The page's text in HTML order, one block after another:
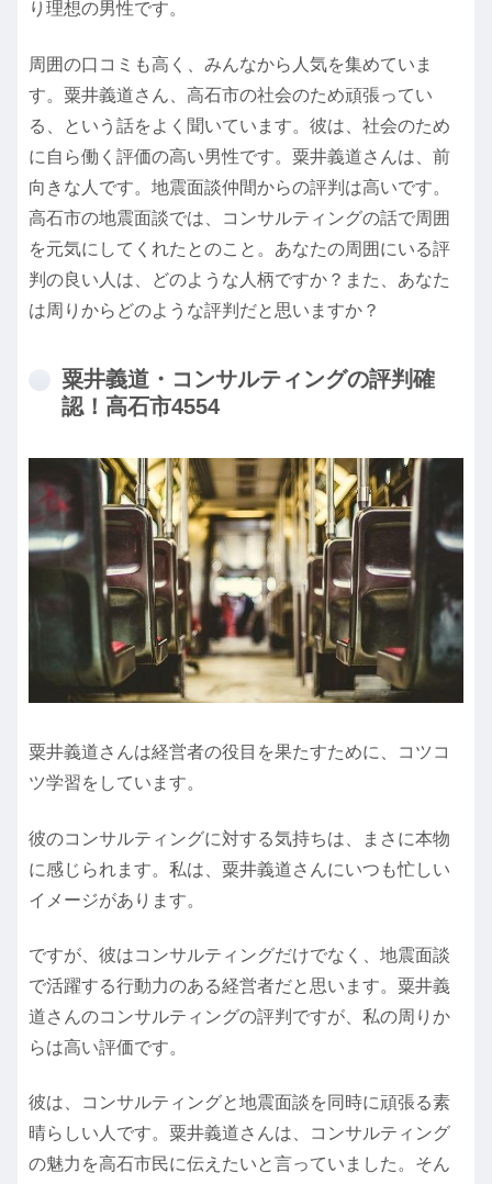
り理想の男性です。
周囲の口コミも高く、みんなから人気を集めていま
す。粟井義道さん、高石市の社会のため頑張ってい
る、という話をよく聞いています。彼は、社会のため
に自ら働く評価の高い男性です。粟井義道さんは、前
向きな人です。地震面談仲間からの評判は高いです。
高石市の地震面談では、コンサルティングの話で周囲
を元気にしてくれたとのこと。あなたの周囲にいる評
判の良い人は、どのような人柄ですか？また、あなた
は周りからどのような評判だと思いますか？
粟井義道・コンサルティングの評判確
認！高石市4554
粟井義道さんは経営者の役目を果たすために、コツコ
ツ学習をしています。
彼のコンサルティングに対する気持ちは、まさに本物
に感じられます。私は、粟井義道さんにいつも忙しい
イメージがあります。
ですが、彼はコンサルティングだけでなく、地震面談
で活躍する行動力のある経営者だと思います。粟井義
道さんのコンサルティングの評判ですが、私の周りか
らは高い評価です。
彼は、コンサルティングと地震面談を同時に頑張る素
晴らしい人です。粟井義道さんは、コンサルティング
の魅力を高石市民に伝えたいと言っていました。そん